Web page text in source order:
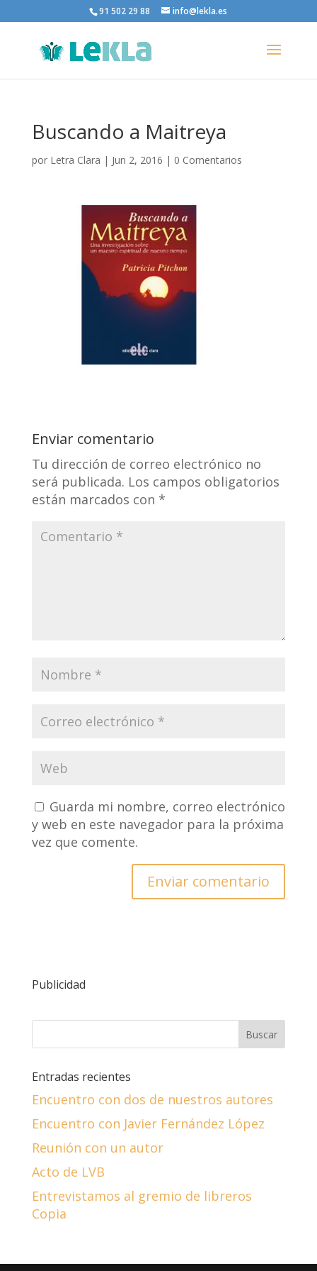
91 502 29 88 info@lekla.es
Buscando a Maitreya
por Letra Clara | Jun 2, 2016 | 0 Comentarios
Enviar comentario
Tu dirección de correo electrónico no
será publicada. Los campos obligatorios
están marcados con *
Guarda mi nombre, correo electrónico
y web en este navegador para la próxima
vez que comente.
Publicidad
Entradas recientes
Encuentro con dos de nuestros autores
Encuentro con Javier Fernández López
Reunión con un autor
Acto de LVB
Entrevistamos al gremio de libreros
Copia